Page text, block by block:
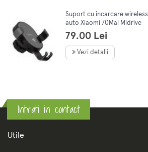
Suport cu incarcare wireless
auto Xiaomi 70Mai Midrive
PB01, 10W Android / 7.5W
IPhone
79.00 Lei
Vezi detalii
Intrati in contact
Utile